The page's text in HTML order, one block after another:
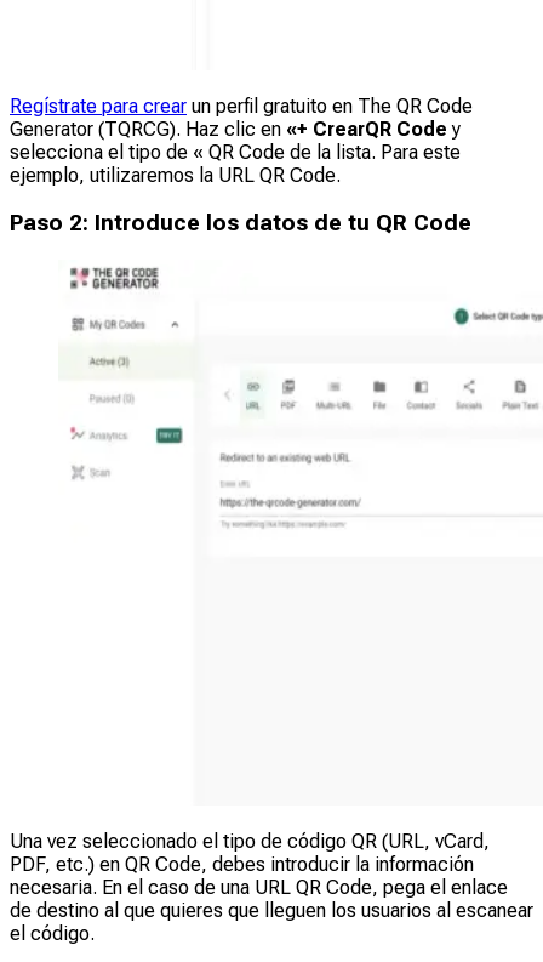
Regístrate para crear un perfil gratuito en The QR Code
Generator (TQRCG). Haz clic en «+ CrearQR Code y
selecciona el tipo de « QR Code de la lista. Para este
ejemplo, utilizaremos la URL QR Code.
Paso 2: Introduce los datos de tu QR Code
Una vez seleccionado el tipo de código QR (URL, vCard,
PDF, etc.) en QR Code, debes introducir la información
necesaria. En el caso de una URL QR Code, pega el enlace
de destino al que quieres que lleguen los usuarios al escanear
el código.